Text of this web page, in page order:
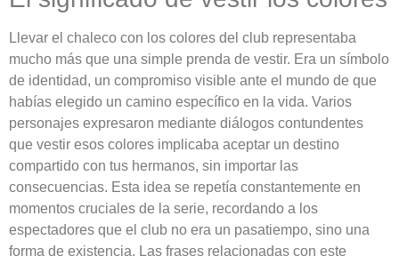
Llevar el chaleco con los colores del club representaba
mucho más que una simple prenda de vestir. Era un símbolo
de identidad, un compromiso visible ante el mundo de que
habías elegido un camino específico en la vida. Varios
personajes expresaron mediante diálogos contundentes
que vestir esos colores implicaba aceptar un destino
compartido con tus hermanos, sin importar las
consecuencias. Esta idea se repetía constantemente en
momentos cruciales de la serie, recordando a los
espectadores que el club no era un pasatiempo, sino una
forma de existencia. Las frases relacionadas con este